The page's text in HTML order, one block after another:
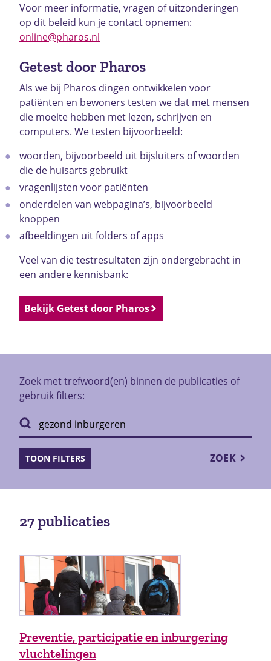
Voor meer informatie, vragen of uitzonderingen
op dit beleid kun je contact opnemen:
online@pharos.nl
Getest door Pharos
Als we bij Pharos dingen ontwikkelen voor
patiënten en bewoners testen we dat met mensen
die moeite hebben met lezen, schrijven en
computers. We testen bijvoorbeeld:
woorden, bijvoorbeeld uit bijsluiters of woorden
die de huisarts gebruikt
vragenlijsten voor patiënten
onderdelen van webpagina’s, bijvoorbeeld
knoppen
afbeeldingen uit folders of apps
Veel van die testresultaten zijn ondergebracht in
een andere kennisbank:
Bekijk Getest door Pharos
Zoek met trefwoord(en) binnen de publicaties of
gebruik filters:
ZOEK
TOON FILTERS
27 publicaties
Preventie, participatie en inburgering
vluchtelingen